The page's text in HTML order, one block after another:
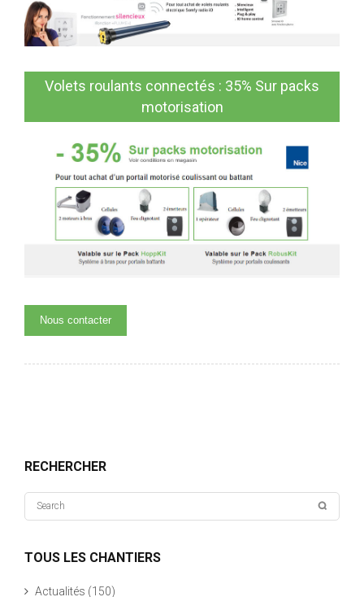
Volets roulants connectés : 35% Sur packs
motorisation
Nous contacter
RECHERCHER
TOUS LES CHANTIERS
Actualités (150)